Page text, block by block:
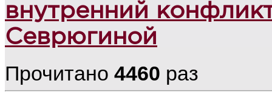
внутренний
Севрюгиной
Прочитано 4460 раз